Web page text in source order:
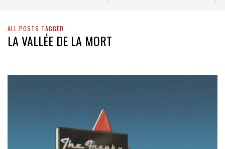
ALL POSTS TAGGED
LA VALLÉE DE LA MORT